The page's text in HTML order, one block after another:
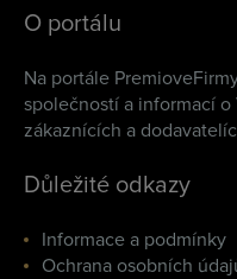
O portálu
Na portále
společností a informací
zákaznících a
Důležité odkazy
Informace a podmínky
Ochrana osobních